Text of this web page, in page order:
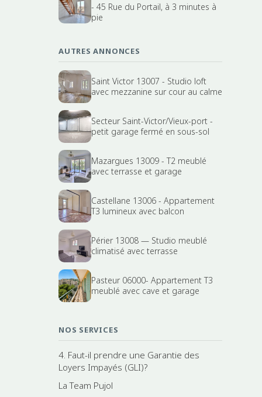
- 45 Rue du Portail, à 3 minutes à
pie
AUTRES ANNONCES
Saint Victor 13007 - Studio loft
avec mezzanine sur cour au calme
Secteur Saint-Victor/Vieux-port -
petit garage fermé en sous-sol
Mazargues 13009 - T2 meublé
avec terrasse et garage
Castellane 13006 - Appartement
T3 lumineux avec balcon
Périer 13008 — Studio meublé
climatisé avec terrasse
Pasteur 06000- Appartement T3
meublé avec cave et garage
NOS SERVICES
4. Faut-il prendre une Garantie des
Loyers Impayés (GLI)?
La Team Pujol